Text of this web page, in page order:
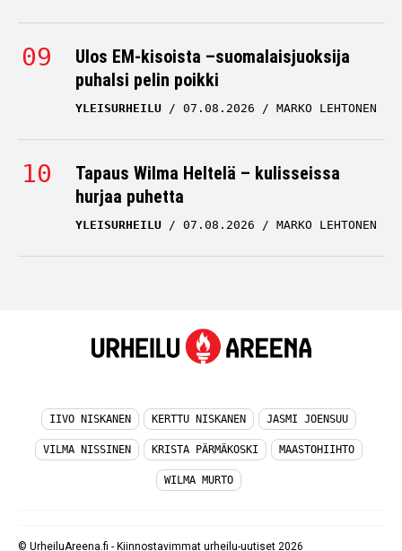
Ulos EM-kisoista –suomalaisjuoksija
puhalsi pelin poikki
YLEISURHEILU 07.08.2026 MARKO LEHTONEN
Tapaus Wilma Heltelä – kulisseissa
hurjaa puhetta
YLEISURHEILU 07.08.2026 MARKO LEHTONEN
IIVO NISKANEN KERTTU NISKANEN JASMI JOENSUU
VILMA NISSINEN KRISTA PÄRMÄKOSKI MAASTOHIIHTO
WILMA MURTO
© UrheiluAreena.fi - Kiinnostavimmat urheilu-uutiset 2026